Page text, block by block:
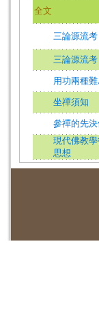
全文
三論源流考
三論源流考
用功兩種
坐禪須知
參禪的先
現代佛教
思想